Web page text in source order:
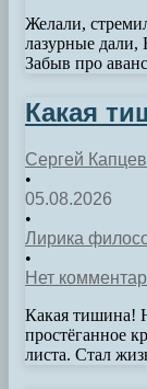
Желали,
лазурные дали,
Забыв про
Какая
Сергей Капцев
•
05.08.2026
•
Лирика
•
Нет
Какая тишина!
простёганное
листа. Стал